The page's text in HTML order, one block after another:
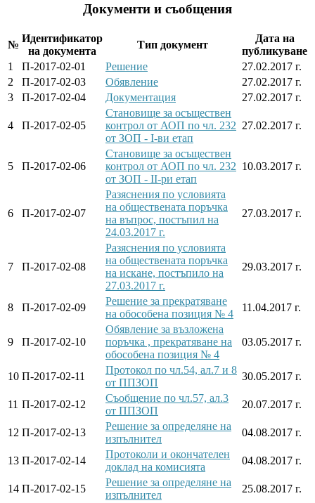
Документи и съобщения
№
Идентификатор
на документа
Тип документ
Дата на
публикуване
1
П-2017-02-01 Решение
27.02.2017 г.
2
П-2017-02-03 Обявление
27.02.2017 г.
3
П-2017-02-04 Документация 27.02.2017 г.
4 П-2017-02-05
Становище за осъществен
контрол от АОП по чл. 232
от ЗОП - I-ви етап
27.02.2017 г.
5 П-2017-02-06
Становище за осъществен
контрол от АОП по чл. 232
от ЗОП - II-ри етап
10.03.2017 г.
6 П-2017-02-07
Разяснения по условията
на обществената поръчка
на въпрос, постъпил на
24.03.2017 г.
27.03.2017 г.
7 П-2017-02-08
Разяснения по условията
на обществената поръчка
на искане, постъпило на
27.03.2017 г.
29.03.2017 г.
8 П-2017-02-09
Решение за прекратяване
на обособена позиция № 4
11.04.2017 г.
9 П-2017-02-10
Обявление за възложена
поръчка , прекратяване на
обособена позиция № 4
03.05.2017 г.
10 П-2017-02-11
Протокол по чл.54, ал.7 и 8
от ППЗОП
30.05.2017 г.
11 П-2017-02-12
Съобщение по чл.57, ал.3
от ППЗОП
20.07.2017 г.
12 П-2017-02-13
Решение за определяне на
изпълнител
04.08.2017 г.
13 П-2017-02-14
Протоколи и окончателен
доклад на комисията
04.08.2017 г.
14 П-2017-02-15
Решение за определяне на
изпълнител
25.08.2017 г.